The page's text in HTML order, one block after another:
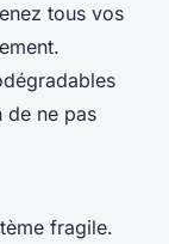
tous vos
de ne pas
fragile.